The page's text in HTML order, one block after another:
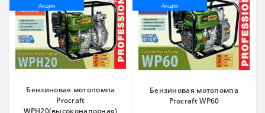
Акция
Бензиновая мотопомпа
Procraft
WPH20(высоконапорная)
Акция
Бензиновая мотопомпа
Procraft WP60